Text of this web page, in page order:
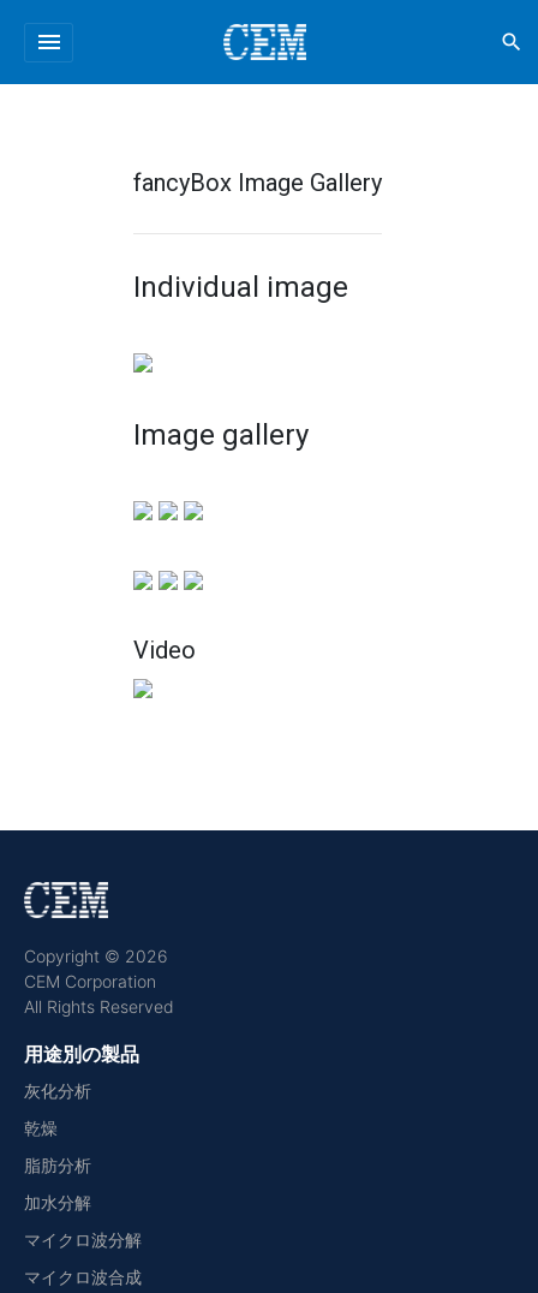
menu search
fancyBox Image Gallery
Individual image
Image gallery
Video
Copyright © 2026
CEM Corporation
All Rights Reserved
用途別の製品
灰化分析
乾燥
脂肪分析
加水分解
マイクロ波分解
マイクロ波合成